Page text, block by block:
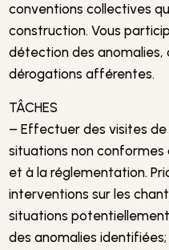
conventions collectives
construction. Vous
détection des anomalies,
dérogations afférentes.
TÂCHES
– Effectuer des visites
situations non
et à la réglementation.
interventions sur les
situations
des anomalies identifiées;